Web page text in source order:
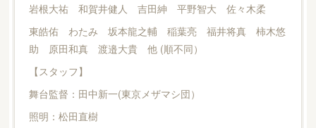
岩根大祐 和賀井健人 吉田紳 平野智大 佐々木柔
東皓佑 わたみ 坂本龍之輔 稲葉亮 福井将真 柿木悠
助 原田和真 渡邉大貴 他 (順不同）
【スタッフ】
舞台監督：田中新一(東京メザマシ団）
照明：松田直樹